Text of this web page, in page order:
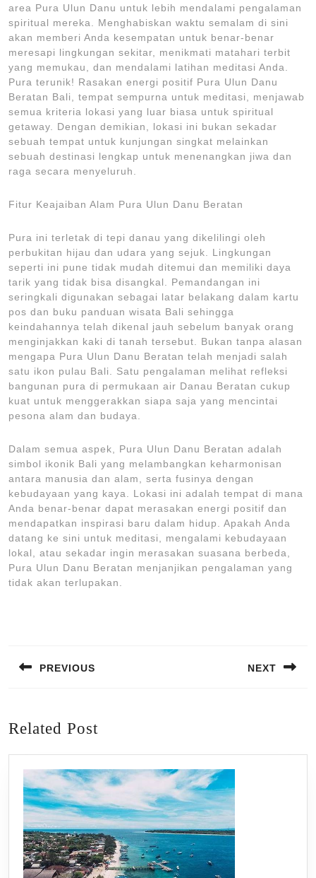
area Pura Ulun Danu untuk lebih mendalami pengalaman
spiritual mereka. Menghabiskan waktu semalam di sini
akan memberi Anda kesempatan untuk benar-benar
meresapi lingkungan sekitar, menikmati matahari terbit
yang memukau, dan mendalami latihan meditasi Anda.
Pura terunik! Rasakan energi positif Pura Ulun Danu
Beratan Bali, tempat sempurna untuk meditasi, menjawab
semua kriteria lokasi yang luar biasa untuk spiritual
getaway. Dengan demikian, lokasi ini bukan sekadar
sebuah tempat untuk kunjungan singkat melainkan
sebuah destinasi lengkap untuk menenangkan jiwa dan
raga secara menyeluruh.
Fitur Keajaiban Alam Pura Ulun Danu Beratan
Pura ini terletak di tepi danau yang dikelilingi oleh
perbukitan hijau dan udara yang sejuk. Lingkungan
seperti ini pune tidak mudah ditemui dan memiliki daya
tarik yang tidak bisa disangkal. Pemandangan ini
seringkali digunakan sebagai latar belakang dalam kartu
pos dan buku panduan wisata Bali sehingga
keindahannya telah dikenal jauh sebelum banyak orang
menginjakkan kaki di tanah tersebut. Bukan tanpa alasan
mengapa Pura Ulun Danu Beratan telah menjadi salah
satu ikon pulau Bali. Satu pengalaman melihat refleksi
bangunan pura di permukaan air Danau Beratan cukup
kuat untuk menggerakkan siapa saja yang mencintai
pesona alam dan budaya.
Dalam semua aspek, Pura Ulun Danu Beratan adalah
simbol ikonik Bali yang melambangkan keharmonisan
antara manusia dan alam, serta fusinya dengan
kebudayaan yang kaya. Lokasi ini adalah tempat di mana
Anda benar-benar dapat merasakan energi positif dan
mendapatkan inspirasi baru dalam hidup. Apakah Anda
datang ke sini untuk meditasi, mengalami kebudayaan
lokal, atau sekadar ingin merasakan suasana berbeda,
Pura Ulun Danu Beratan menjanjikan pengalaman yang
tidak akan terlupakan.
PREVIOUS NEXT
Related Post